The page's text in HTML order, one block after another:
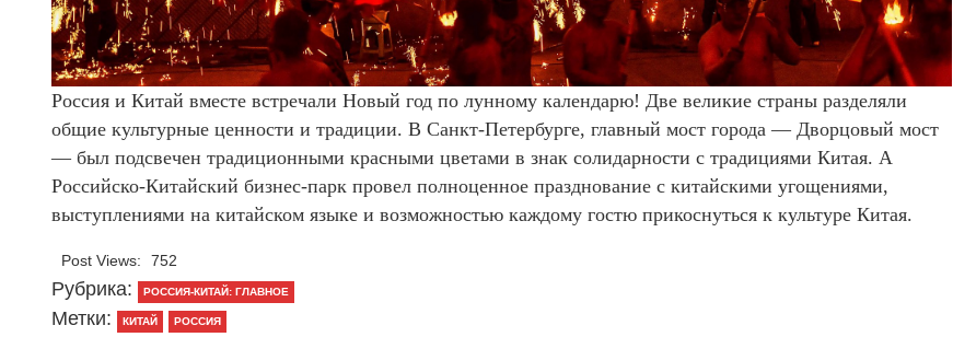
Россия и Китай вместе встречали Новый год по лунному календарю! Две великие страны разделяли
общие культурные ценности и традиции. В Санкт-Петербурге, главный мост города — Дворцовый мост
— был подсвечен традиционными красными цветами в знак солидарности с традициями Китая. А
Российско-Китайский бизнес-парк провел полноценное празднование с китайскими угощениями,
выступлениями на китайском языке и возможностью каждому гостю прикоснуться к культуре Китая.
Post Views: 752
Рубрика: РОССИЯ-КИТАЙ: ГЛАВНОЕ
Метки: КИТАЙ РОССИЯ